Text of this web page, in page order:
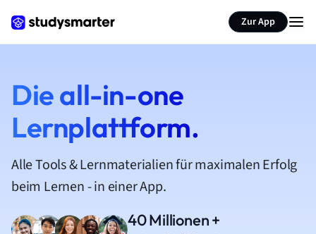
Zur App
Die all-in-one
Lernplattform.
Alle Tools & Lernmaterialien für maximalen Erfolg
beim Lernen - in einer App.
40 Millionen +